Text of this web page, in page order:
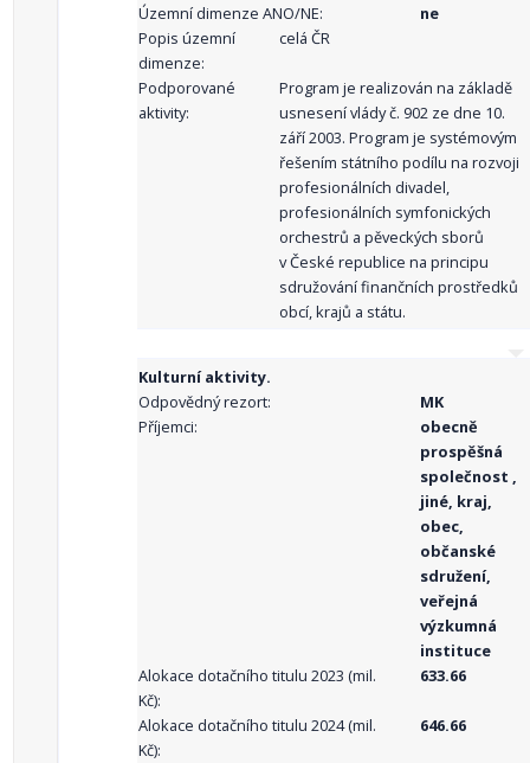
Územní dimenze ANO/NE:
ne
Popis územní
dimenze:
celá ČR
Podporované
aktivity:
Program je realizován na základě
usnesení vlády č. 902 ze dne 10.
září 2003. Program je systémovým
řešením státního podílu na rozvoji
profesionálních divadel,
profesionálních symfonických
orchestrů a pěveckých sborů
v České republice na principu
sdružování finančních prostředků
obcí, krajů a státu.
Kulturní aktivity.
Odpovědný rezort:
MK
Příjemci:
obecně
prospěšná
společnost ,
jiné, kraj,
obec,
občanské
sdružení,
veřejná
výzkumná
instituce
Alokace dotačního titulu 2023 (mil.
Kč):
633.66
Alokace dotačního titulu 2024 (mil.
Kč):
646.66